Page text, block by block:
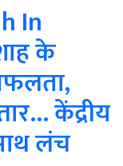
In
के
केंद्रीय
लंच